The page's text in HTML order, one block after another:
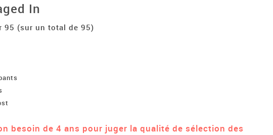
In
95 (sur un total de 95)
besoin de 4 ans pour juger la qualité de sélection des